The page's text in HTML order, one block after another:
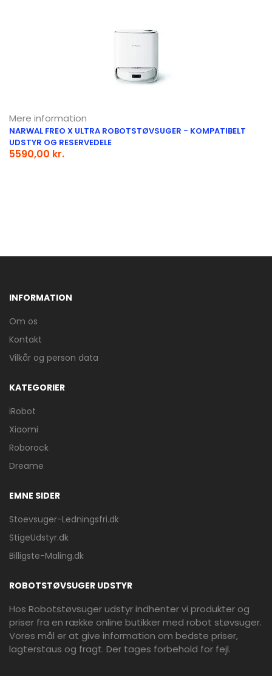
Mere information
NARWAL FREO X ULTRA ROBOTSTØVSUGER - KOMPATIBELT
UDSTYR OG RESERVEDELE
5590,00 kr.
INFORMATION
Om os
Kontakt
Vilkår og person data
KATEGORIER
iRobot
Xiaomi
Roborock
Dreame
EMNE SIDER
Stoevsuger-Ledningsfri.dk
StigeUdstyr.dk
Billigste-Maling.dk
ROBOTSTØVSUGER UDSTYR
Hos Robotstøvsuger udstyr indhenter vi produkter og
priser fra en række online butikker med robot støvsuger.
Vores mål er at give information om bedste priser,
lagterstaus og fragt. Der tages forbehold for fejl.